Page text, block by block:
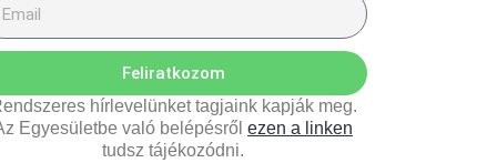
Feliratkozom
hírlevelünket tagjaink kapják meg.
Egyesületbe való belépésről ezen a linken
tudsz tájékozódni.